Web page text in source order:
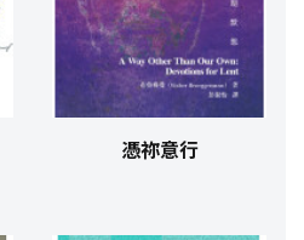
憑祢意行